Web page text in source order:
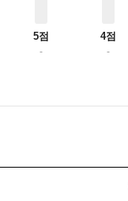
5점
-
4점
-